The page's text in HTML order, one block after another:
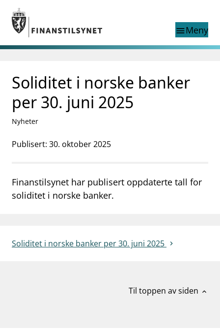
Gå til hovedinnhold
Gå til søkesiden
menuMeny
nettstedet
language
English
exist in English
English home page
Aktuelt
Finanstilsynets registre
businessOm Finanstilsynet
Soliditet i norske banker
per 30. juni 2025
Nyheter
Publisert: 30. oktober 2025
Finanstilsynet har publisert oppdaterte tall for
soliditet i norske banker.
Soliditet i norske banker per 30. juni 2025
Til toppen av siden expand_less